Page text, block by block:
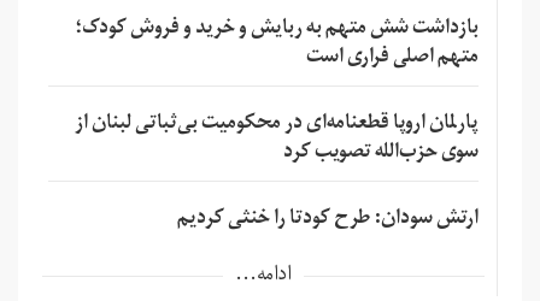
بازداشت شش متهم به ربایش و خرید و فروش کودک؛
متهم اصلی فراری است
پارلمان اروپا قطعنامه‌ای در محکومیت بی‌ثباتی لبنان از
سوی حزب‌الله تصویب کرد
ارتش سودان: طرح کودتا را خنثی کردیم
ادامه...